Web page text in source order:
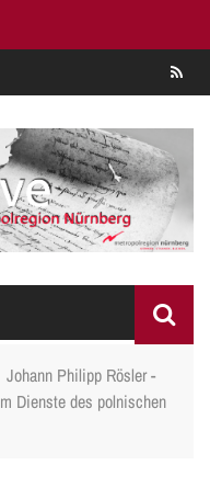
Johann Philipp Rösler -
Dienste des polnischen